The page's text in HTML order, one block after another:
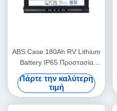
ABS Case 180Ah RV Lithium
Battery IP65 Προστασία
περιβλήματος 10V υπό
προστασία τάσης
Πάρτε την καλύτερη
τιμή